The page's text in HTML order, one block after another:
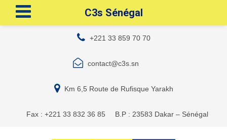
+221 33 859 70 70
contact@c3s.sn
Km 6,5 Route de Rufisque Yarakh
Fax : +221 33 832 36 85 B.P : 23583 Dakar – Sénégal
C3s Sénégal